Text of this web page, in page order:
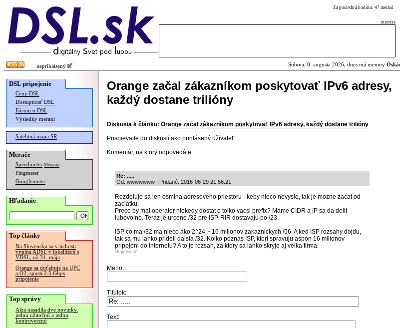
Za poslednú hodinu: 47 meraní
inzercia
neprihlásený Sobota, 8. augusta 2026, dnes má meniny
DSL pripojenie
Ceny DSL
Dostupnosť DSL
Fórum o DSL
Výsledky meraní
Satelitná mapa SR
Merače
Speedmeter Merania
Pingmeter
Googlemeter
Hľadanie
Top články
Na Slovensku sa v tichosti
vypína ADSL v lokalitách s
VDSL, už 31. mája
Orange sa doťahuje na UPC
a O2, spustí 2.5 Gbps
pripojenie
Top správy
Alza nasadila dve novinky,
jednu užitočnú a jednu
kontroverznú
Orange začal zákazníkom poskytovať IPv6 adresy,
každý dostane trilióny
Diskusia k článku: Orange začal zákazníkom poskytovať IPv6 adresy, každý dostane trilióny
Prispievajte do diskusií ako prihlásený užívateľ.
Komentár, na ktorý odpovedáte:
Re: .....
Od: wwwwwww | Pridané: 2016-06-29 21:56:21
Rozdeluje sa len osmina adresoveho priestoru - keby nieco nevyslo, tak je mozne zacat od
zaciatku.
Preco by mal operator niekedy dostat o tolko vacsi prefix? Mame CIDR a IP sa da delit
lubovolne. Teraz je urcene /32 pre ISP, RIR dostavaju po /23.
ISP co ma /32 ma nieco ako 2^24 ~ 16 milionov zakaznickych /56. A ked ISP rozsahy dojdu,
tak sa mu lahko prideli dalsia /32. Kolko poznas ISP, ktori spravuju aspon 16 milionov
pripojeni do internetu? A to je rozsah, za ktory sa lahko skryje aj velka firma.
Odpovedať
Meno:
Titulok:
Text: